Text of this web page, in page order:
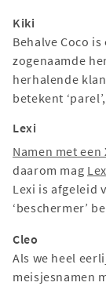
Kiki
Behalve Coco is
zogenaamde
herhalende
betekent
Lexi
Namen met een
daarom mag
Lexi is afgeleid
‘beschermer’
Cleo
Als we heel
meisjesnamen